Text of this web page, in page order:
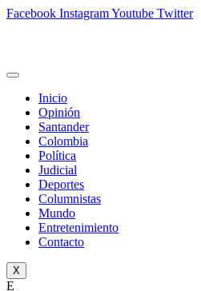
Facebook InstagramYoutube Twitter
Inicio
Opinión
Santander
Colombia
Política
Judicial
Deportes
Columnistas
Mundo
Entretenimiento
Contacto
X
E